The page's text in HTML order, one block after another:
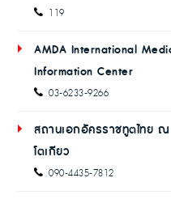
119
AMDA International
Information Center
03-6233-9266
สถานเอกอัครราชทูตไทย
โตเกียว
090-4435-7812